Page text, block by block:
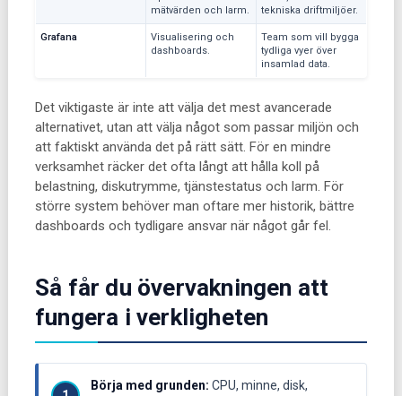
mätvärden och larm.
tekniska driftmiljöer.
Grafana
Visualisering och
dashboards.
Team som vill bygga
tydliga vyer över
insamlad data.
Det viktigaste är inte att välja det mest avancerade
alternativet, utan att välja något som passar miljön och
att faktiskt använda det på rätt sätt. För en mindre
verksamhet räcker det ofta långt att hålla koll på
belastning, diskutrymme, tjänstestatus och larm. För
större system behöver man oftare mer historik, bättre
dashboards och tydligare ansvar när något går fel.
Så får du övervakningen att
fungera i verkligheten
Börja med grunden: CPU, minne, disk,